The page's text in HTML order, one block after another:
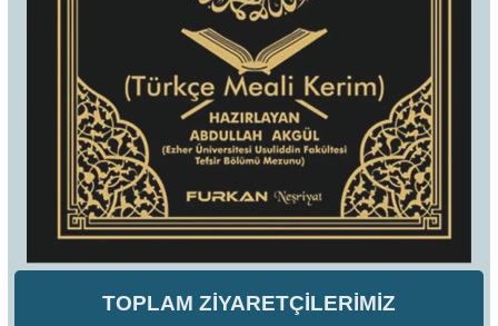
TOPLAM ZİYARETÇİLERİMİZ